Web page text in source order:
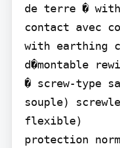
de terre �
contact avec
with earthing
d�montable
� screw-type
souple)
flexible)
protection